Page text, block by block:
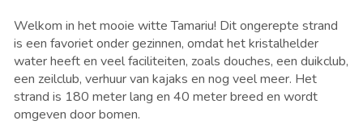
Welkom in het mooie witte Tamariu! Dit ongerepte strand
is een favoriet onder gezinnen, omdat het kristalhelder
water heeft en veel faciliteiten, zoals douches, een duikclub,
een zeilclub, verhuur van kajaks en nog veel meer. Het
strand is 180 meter lang en 40 meter breed en wordt
omgeven door bomen.